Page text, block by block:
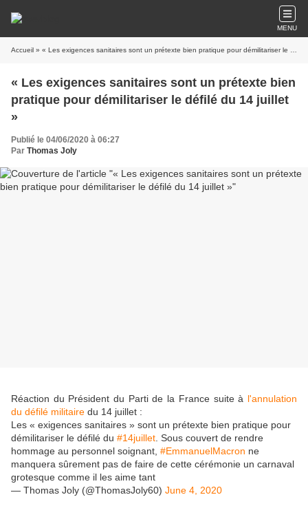
MENU
Accueil » « Les exigences sanitaires sont un prétexte bien pratique pour démilitariser le défilé du 14 juillet »
« Les exigences sanitaires sont un prétexte bien
pratique pour démilitariser le défilé du 14 juillet
»
Publié le 04/06/2020 à 06:27
Par Thomas Joly
Réaction du Président du Parti de la France suite à l'annulation
du défilé militaire du 14 juillet :
Les « exigences sanitaires » sont un prétexte bien pratique pour
démilitariser le défilé du #14juillet . Sous couvert de rendre
hommage au personnel soignant, #EmmanuelMacron ne
manquera sûrement pas de faire de cette cérémonie un carnaval
grotesque comme il les aime tant
— Thomas Joly (@ThomasJoly60) June 4, 2020